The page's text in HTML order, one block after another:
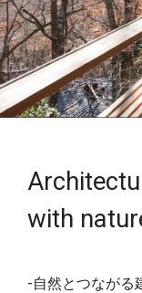
with
-自然とつながる